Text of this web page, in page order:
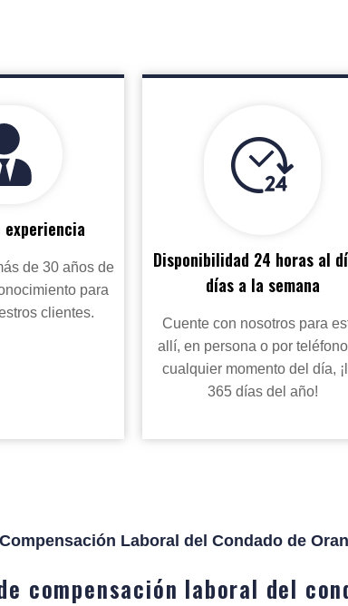
experiencia
de 30 años de
para
clientes.
Disponibilidad 24 horas al
días a la semana
Cuente con nosotros para
allí, en persona o por
cualquier momento del día,
365 días del año!
Laboral del Condado de
compensación laboral del